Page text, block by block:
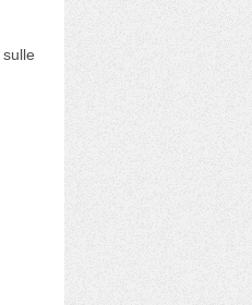
sulle